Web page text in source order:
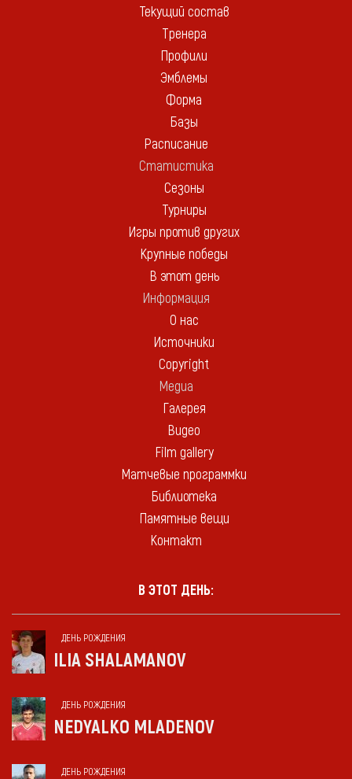
Текущий состав
Тренера
Профили
Эмблемы
Форма
Базы
Расписание
Статистика
Сезоны
Турниры
Игры против других
Крупные победы
В этот день
Информация
О нас
Источники
Copyright
Медиа
Галерея
Видео
Film gallery
Матчевые программки
Библиотека
Памятные вещи
Контакт
В ЭТОТ ДЕНЬ:
ДЕНЬ РОЖДЕНИЯ
ILIA SHALAMANOV
ДЕНЬ РОЖДЕНИЯ
NEDYALKO MLADENOV
ДЕНЬ РОЖДЕНИЯ